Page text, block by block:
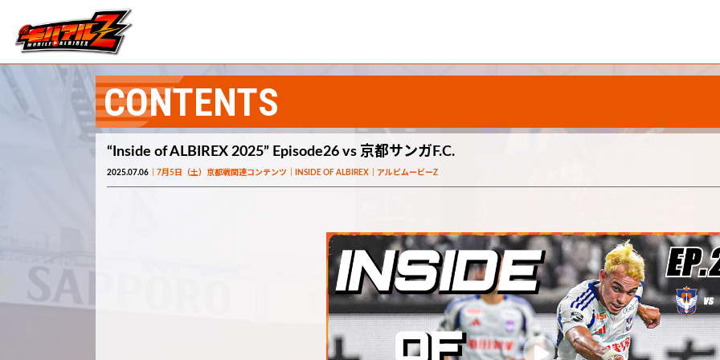
CONTENTS
“Inside of ALBIREX 2025” Episode26 vs 京都サンガF.C.
2025.07.06 7月5日（土）京都戦関連コンテンツ INSIDE OF ALBIREX アルビムービーZ